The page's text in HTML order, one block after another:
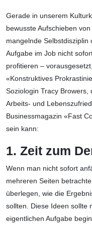
Gerade in unserem
bewusste Aufschieben
mangelnde
Aufgabe im Job nicht
profitieren –
«Konstruktives
Soziologin Tracy
Arbeits- und
Businessmagazin «Fast
sein kann:
1. Zeit zum
Wenn man nicht sofort
mehreren Seiten
überlegen, wie die
sollten. Diese Ideen sollte
eigentlichen Aufgabe